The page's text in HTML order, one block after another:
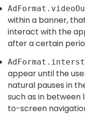
within a banner,
interact with the
after a certain
appear until the
natural pauses in
such as in
to-screen